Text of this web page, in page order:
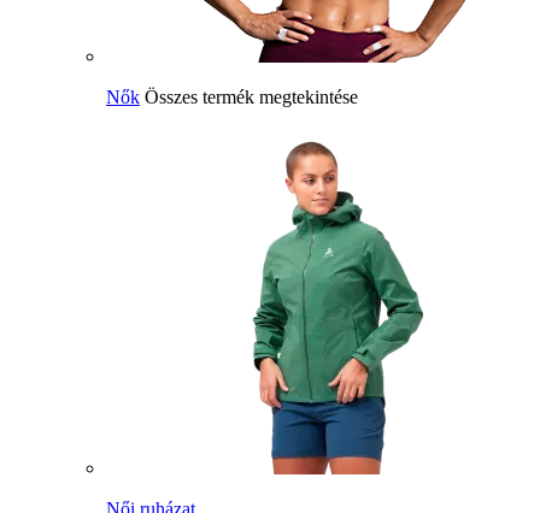
Nők Összes termék megtekintése
Női ruházat